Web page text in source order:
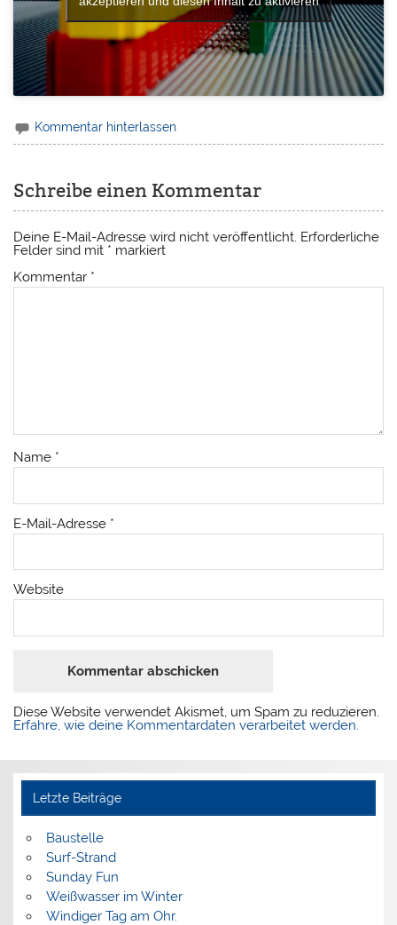
Kommentar hinterlassen
Schreibe einen Kommentar
Deine E-Mail-Adresse wird nicht veröffentlicht. Erforderliche
Felder sind mit * markiert
Kommentar *
Name *
E-Mail-Adresse *
Website
Diese Website verwendet Akismet, um Spam zu reduzieren.
Erfahre, wie deine Kommentardaten verarbeitet werden.
Letzte Beiträge
Baustelle
Surf-Strand
Sunday Fun
Weißwasser im Winter
Windiger Tag am Ohr.